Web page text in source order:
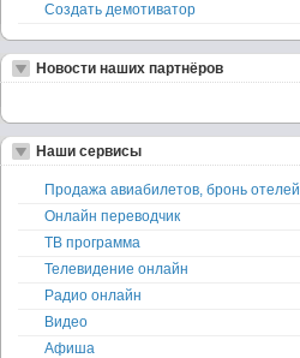
Создать демотиватор
Новости наших партнёров
Наши сервисы
Продажа авиабилетов, бронь отелей
Онлайн переводчик
ТВ программа
Телевидение онлайн
Радио онлайн
Видео
Афиша